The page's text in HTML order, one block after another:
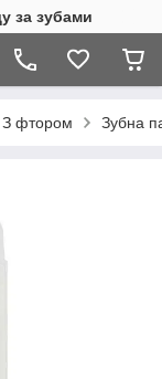
за зубами
З фтором Зубна